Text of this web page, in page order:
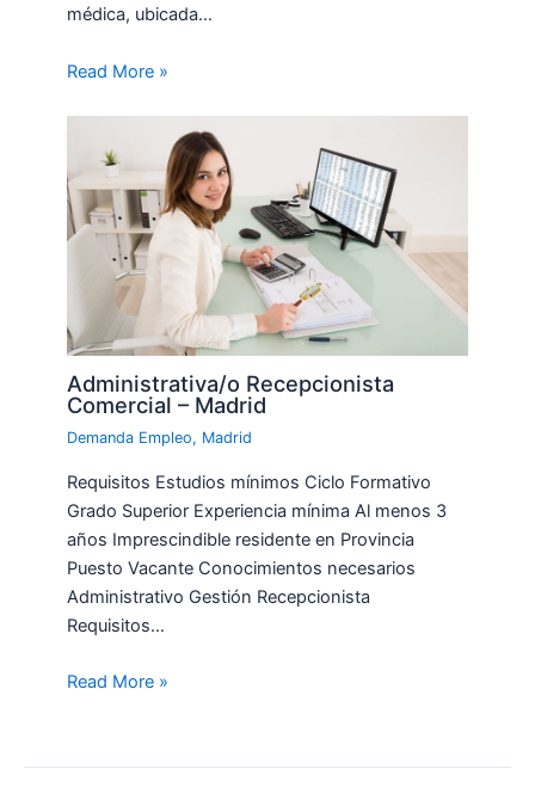
médica, ubicada…
Read More »
Administrativa/o Recepcionista
Comercial – Madrid
Demanda Empleo, Madrid
Requisitos Estudios mínimos Ciclo Formativo
Grado Superior Experiencia mínima Al menos 3
años Imprescindible residente en Provincia
Puesto Vacante Conocimientos necesarios
Administrativo Gestión Recepcionista
Requisitos…
Read More »